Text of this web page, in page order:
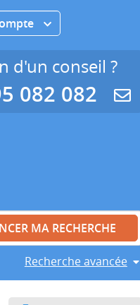
Recherche avancée
d'un conseil ?
082 082